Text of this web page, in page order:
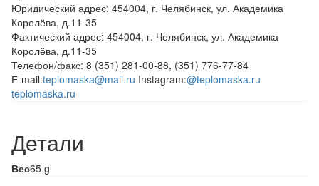
Юридический адрес: 454004, г. Челябинск, ул. Академика
Королёва, д.11-35
Фактический адрес: 454004, г. Челябинск, ул. Академика
Королёва, д.11-35
Телефон/факс: 8 (351) 281-00-88, (351) 776-77-84
Е-mail:teplomaska@mail.ru Instagram:@teplomaska.ru
teplomaska.ru
Детали
Вес65 g